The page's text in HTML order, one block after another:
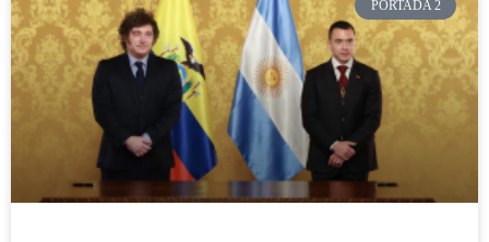
PORTADA 2